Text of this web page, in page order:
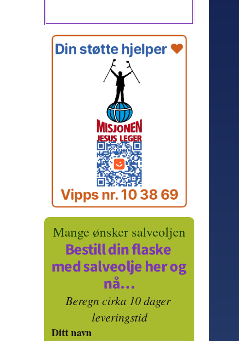
Din støtte hjelper ❤️
Vipps nr. 10 38 69
Mange ønsker salveoljen
Bestill din flaske
med salveolje her og
nå…
Beregn cirka 10 dager
leveringstid
Ditt navn